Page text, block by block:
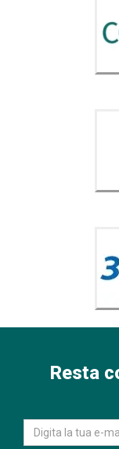
Resta